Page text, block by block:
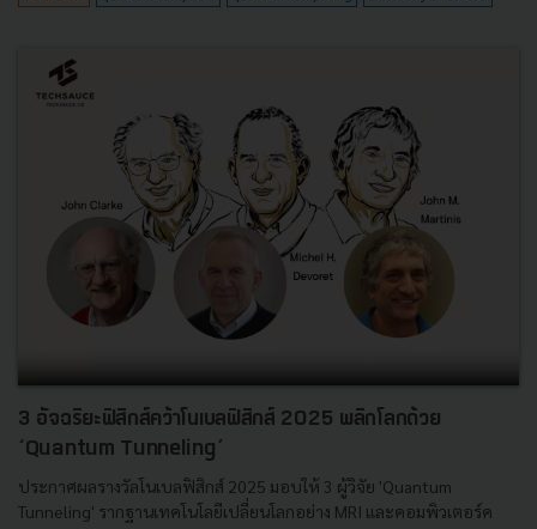
3 อัจฉริยะฟิสิกส์คว้าโนเบลฟิสิกส์ 2025 พลิกโลกด้วย
‘Quantum Tunneling’
ประกาศผลรางวัลโนเบลฟิสิกส์ 2025 มอบให้ 3 ผู้วิจัย 'Quantum
Tunneling' รากฐานเทคโนโลยีเปลี่ยนโลกอย่าง MRI และคอมพิวเตอร์ค